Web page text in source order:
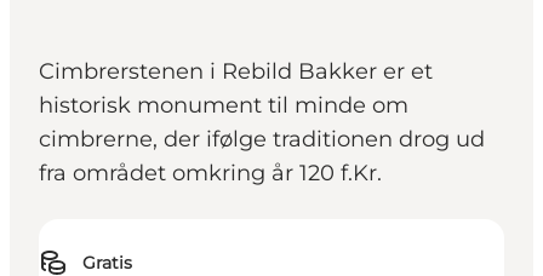
Cimbrerstenen i Rebild Bakker er et
historisk monument til minde om
cimbrerne, der ifølge traditionen drog ud
fra området omkring år 120 f.Kr.
Gratis